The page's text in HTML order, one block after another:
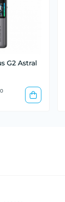
G2 Astral
0